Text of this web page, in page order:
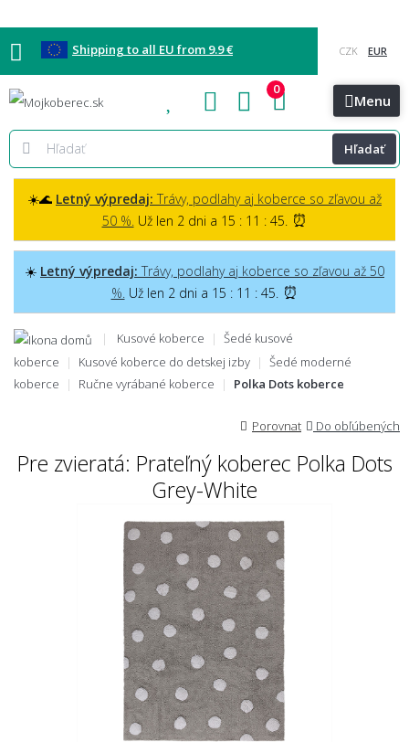
Shipping to all EU from 9.9 €
Blog Kontakt Menu
Hľadať
0
☀️🌊 Letný výpredaj: Trávy, podlahy aj koberce so zľavou až
50 %. Už len 2 dni a 15 : 11 : 43. ⏰
☀️ Letný výpredaj: Trávy, podlahy aj koberce so zľavou až 50
%. Už len 2 dni a 15 : 11 : 43. ⏰
Kusové koberce
Šedé kusové
koberce
Kusové koberce do detskej izby
Šedé moderné
koberce
Ručne vyrábané koberce Polka Dots koberce
Porovnat Do obľúbených
Pre zvieratá: Prateľný koberec Polka Dots
Grey-White